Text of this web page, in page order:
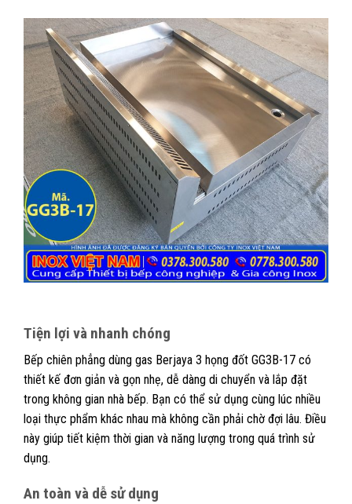
Tiện lợi và nhanh chóng
Bếp chiên phẳng dùng gas Berjaya 3 họng đốt GG3B-17 có
thiết kế đơn giản và gọn nhẹ, dễ dàng di chuyển và lắp đặt
trong không gian nhà bếp. Bạn có thể sử dụng cùng lúc nhiều
loại thực phẩm khác nhau mà không cần phải chờ đợi lâu. Điều
này giúp tiết kiệm thời gian và năng lượng trong quá trình sử
dụng.
An toàn và dễ sử dụng